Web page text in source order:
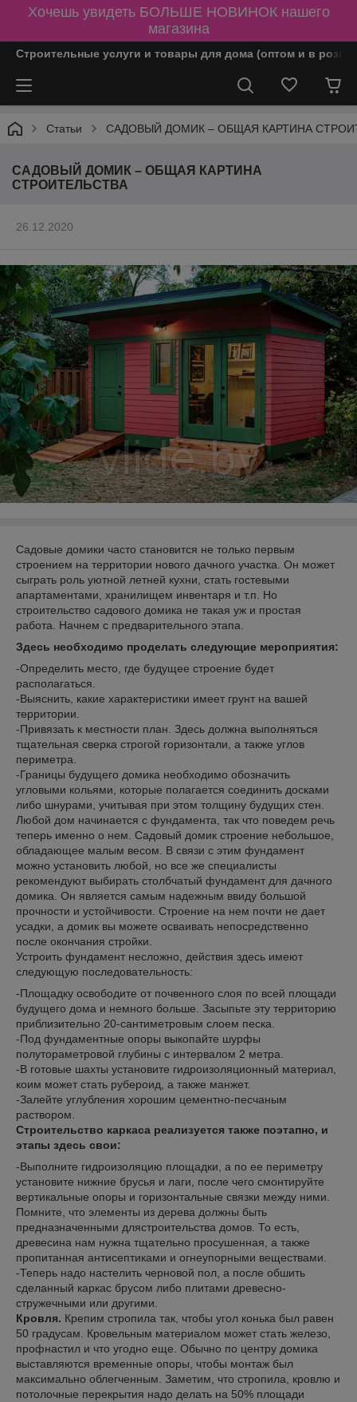
Хочешь увидеть БОЛЬШЕ НОВИНОК нашего
магазина
Строительные услуги и товары для дома (оптом и в
Статьи САДОВЫЙ ДОМИК – ОБЩАЯ КАРТИНА
САДОВЫЙ ДОМИК – ОБЩАЯ КАРТИНА
СТРОИТЕЛЬСТВА
26.12.2020
Садовые домики часто становится не только первым
строением на территории нового дачного участка. Он может
сыграть роль уютной летней кухни, стать гостевыми
апартаментами, хранилищем инвентаря и т.п. Но
строительство садового домика не такая уж и простая
работа. Начнем с предварительного этапа.
Здесь необходимо проделать следующие мероприятия:
-Определить место, где будущее строение будет
располагаться.
-Выяснить, какие характеристики имеет грунт на вашей
территории.
-Привязать к местности план. Здесь должна выполняться
тщательная сверка строгой горизонтали, а также углов
периметра.
-Границы будущего домика необходимо обозначить
угловыми кольями, которые полагается соединить досками
либо шнурами, учитывая при этом толщину будущих стен.
Любой дом начинается с фундамента, так что поведем речь
теперь именно о нем. Садовый домик строение небольшое,
обладающее малым весом. В связи с этим фундамент
можно установить любой, но все же специалисты
рекомендуют выбирать столбчатый фундамент для дачного
домика. Он является самым надежным ввиду большой
прочности и устойчивости. Строение на нем почти не дает
усадки, а домик вы можете осваивать непосредственно
после окончания стройки.
Устроить фундамент несложно, действия здесь имеют
следующую последовательность:
-Площадку освободите от почвенного слоя по всей площади
будущего дома и немного больше. Засыпьте эту территорию
приблизительно 20-сантиметровым слоем песка.
-Под фундаментные опоры выкопайте шурфы
полутораметровой глубины с интервалом 2 метра.
-В готовые шахты установите гидроизоляционный материал,
коим может стать рубероид, а также манжет.
-Залейте углубления хорошим цементно-песчаным
раствором.
Строительство каркаса реализуется также поэтапно, и
этапы здесь свои:
-Выполните гидроизоляцию площадки, а по ее периметру
установите нижние брусья и лаги, после чего смонтируйте
вертикальные опоры и горизонтальные связки между ними.
Помните, что элементы из дерева должны быть
предназначенными длястроительства домов. То есть,
древесина нам нужна тщательно просушенная, а также
пропитанная антисептиками и огнеупорными веществами.
-Теперь надо настелить черновой пол, а после обшить
сделанный каркас брусом либо плитами древесно-
стружечными или другими.
Кровля. Крепим стропила так, чтобы угол конька был равен
50 градусам. Кровельным материалом может стать железо,
профнастил и что угодно еще. Обычно по центру домика
выставляются временные опоры, чтобы монтаж был
максимально облегченным. Заметим, что стропила, кровлю и
потолочные перекрытия надо делать на 50% площади